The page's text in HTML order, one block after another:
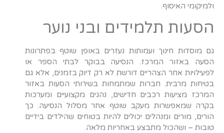
ולמיקומי האיסוף.
הסעות תלמידים ובני נוער
גם מוסדות חינוך ועמותות נעזרים באופן שוטף בפתרונות
הסעה באזור המרכז. הנסיעה בבוקר לבתי הספר או
לפעילויות אחר הצהריים דורשת לא רק דיוק בזמנים, אלא גם
בטיחות מרבית. חברות שמתמחות בשירותי הסעות באזור
המרכז מציעות רכבים חדישים, נהגים מקצועיים ומערכות
בקרה שמאפשרות מעקב שוטף אחר מסלול הנסיעה. כך
הורים, מורים ומנהלים יכולים להיות בטוחים שהילדים בידיים
טובות – ושהכול מתבצע באחריות מלאה.